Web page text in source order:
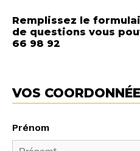
Remplissez le
de questions vous
66 98 92
VOS
Prénom